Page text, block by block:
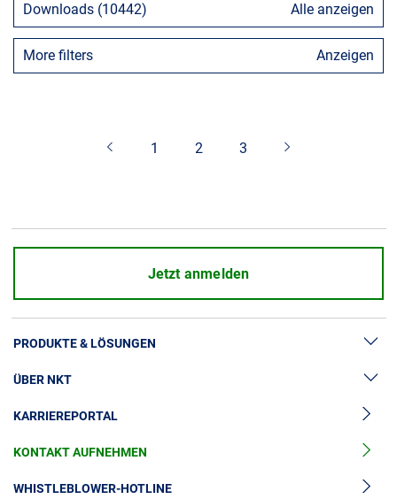
Downloads
Presse & Events
Produktion
Einkauf
Downloads (10442) Alle anzeigen
More filters Anzeigen
1 2 3
Jetzt anmelden
PRODUKTE & LÖSUNGEN
Hochspannung
Kabelgarnituren
Mittelspannungskabel
Niederspannungskabel
ÜBER NKT
News & Presse
Unsere Geschichte
Investoren
KARRIEREPORTAL
KONTAKT AUFNEHMEN
WHISTLEBLOWER-HOTLINE